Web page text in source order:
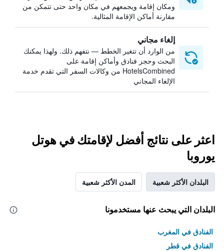
ومكان إقامة ويجمعهم في مكان واحد حتى تتمكن من
مقارنة أماكن الإقامة المثالية.
إلغاء مجاني
من الوارد أن تتغير الخطط — نتفهم ذلك. ولهذا يمكنك
البحث وحجز فنادق وأماكن إقامة على
HotelsCombined من وكالات السفر التي تقدم خدمة
الإلغاء المجاني
اعثر على نتائج أفضل لإقامتك في هوتل
يوروبا
البلدان الأكثر شعبية المدن الأكثر شعبية
البلدان التي يبحث عنها مستخدمونا
الفنادق في المغرب
الفنادق في قطر